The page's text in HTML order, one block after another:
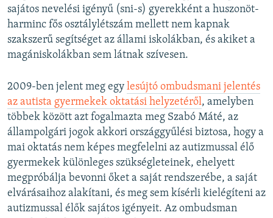
sajátos nevelési igényű (sni-s) gyerekként a huszonöt-
harminc fős osztálylétszám mellett nem kapnak
szakszerű segítséget az állami iskolákban, és akiket a
magániskolákban sem látnak szívesen.
2009-ben jelent meg egy lesújtó ombudsmani jelentés
az autista gyermekek oktatási helyzetéről, amelyben
többek között azt fogalmazta meg Szabó Máté, az
állampolgári jogok akkori országgyűlési biztosa, hogy a
mai oktatás nem képes megfelelni az autizmussal élő
gyermekek különleges szükségleteinek, ehelyett
megpróbálja bevonni őket a saját rendszerébe, a saját
elvárásaihoz alakítani, és meg sem kísérli kielégíteni az
autizmussal élők sajátos igényeit. Az ombudsman